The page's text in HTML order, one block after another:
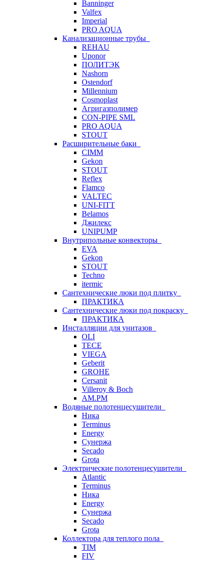
Banninger
Valfex
Imperial
PRO AQUA
Канализационные трубы
REHAU
Uponor
ПОЛИТЭК
Nashorn
Ostendorf
Millennium
Cosmoplast
Агригазполимер
CON-PIPE SML
PRO AQUA
STOUT
Расширительные баки
CIMM
Gekon
STOUT
Reflex
Flamco
VALTEC
UNI-FITT
Belamos
Джилекс
UNIPUMP
Внутрипольные конвекторы
EVA
Gekon
STOUT
Techno
itermic
Сантехнические люки под плитку
ПРАКТИКА
Сантехнические люки под покраску
ПРАКТИКА
Инсталляции для унитазов
OLI
TECE
VIEGA
Geberit
GROHE
Cersanit
Villeroy & Boch
AM.PM
Водяные полотенцесушители
Ника
Terminus
Energy
Сунержа
Secado
Grota
Электрические полотенцесушители
Atlantic
Terminus
Ника
Energy
Сунержа
Secado
Grota
Коллектора для теплого пола
TIM
FIV